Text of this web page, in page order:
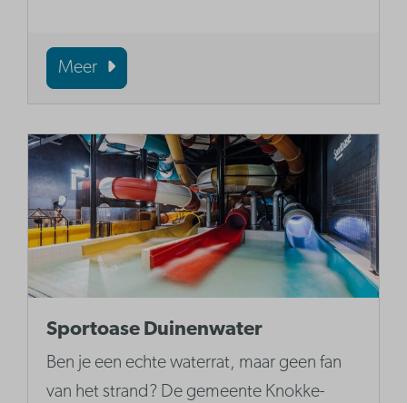
Meer
Sportoase Duinenwater
Ben je een echte waterrat, maar geen fan
van het strand? De gemeente Knokke-